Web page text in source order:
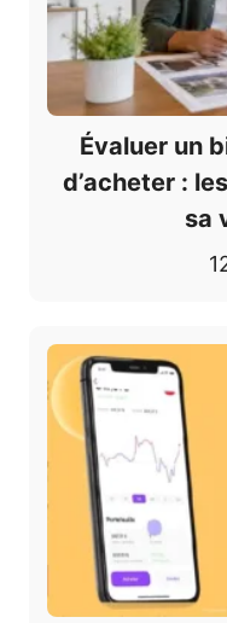
Évaluer un
d’acheter :
sa